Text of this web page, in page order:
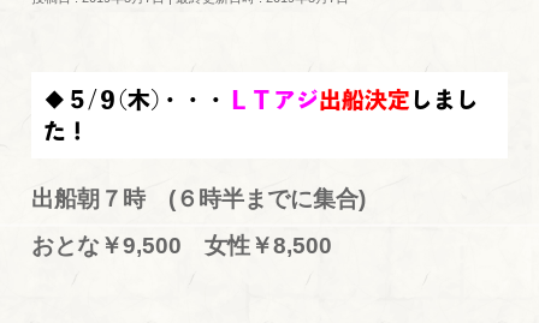
◆５/９(木)・・・ ＬＴアジ出船決定 しまし
た！
出船朝７時 (６時半までに集合)
おとな￥9,500 女性￥8,500